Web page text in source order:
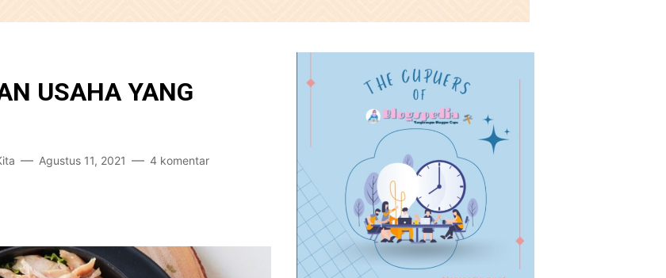
USAHA YANG
Agustus 11, 2021 4 komentar